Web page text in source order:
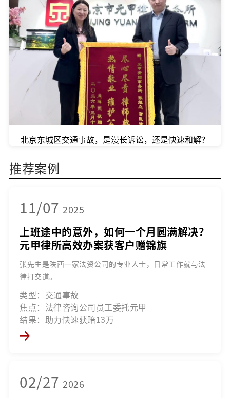
北京东城区交通事故，是漫长诉讼，还是快速和解？
推荐案例
11/07 2025
上班途中的意外，如何一个月圆满解决？
元甲律所高效办案获客户赠锦旗
张先生是陕西一家法资公司的专业人士，日常工作就与法
律打交道。
类型：交通事故
焦点：法律咨询公司员工委托元甲
结果：助力快速获赔13万
02/27 2026